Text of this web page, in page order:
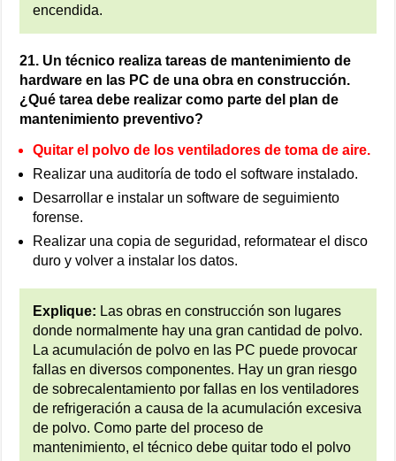
encendida.
21. Un técnico realiza tareas de mantenimiento de
hardware en las PC de una obra en construcción.
¿Qué tarea debe realizar como parte del plan de
mantenimiento preventivo?
Quitar el polvo de los ventiladores de toma de aire.
Realizar una auditoría de todo el software instalado.
Desarrollar e instalar un software de seguimiento
forense.
Realizar una copia de seguridad, reformatear el disco
duro y volver a instalar los datos.
Explique: Las obras en construcción son lugares
donde normalmente hay una gran cantidad de polvo.
La acumulación de polvo en las PC puede provocar
fallas en diversos componentes. Hay un gran riesgo
de sobrecalentamiento por fallas en los ventiladores
de refrigeración a causa de la acumulación excesiva
de polvo. Como parte del proceso de
mantenimiento, el técnico debe quitar todo el polvo